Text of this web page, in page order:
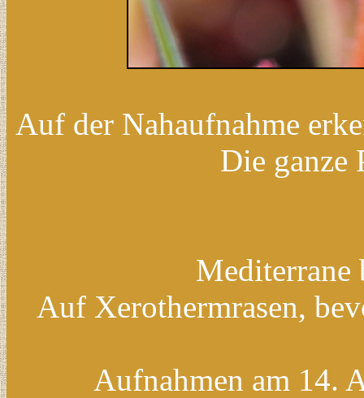
Auf der Nahaufnahme
Die ganze
Mediterrane
Auf Xerothermrasen,
Aufnahmen am 14.